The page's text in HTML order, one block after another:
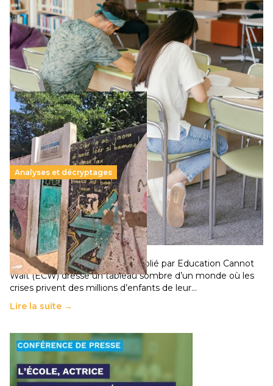
11 juillet 2026-
Le projet de loi sur la régulation de l’enseignement
supérieur privé met en lumière l’amplification d’un système
qui relègue l’acte pédagogique au superfétatoire, voire à…
Lire la suite →
Analyses et décryptages
258 millions d’enfants victimes de la guerre, des
chocs climatiques et des déplacements de
population
11 juillet 2026-National
Un nouveau rapport mondial publié par Education Cannot
Wait (ECW) dresse un tableau sombre d’un monde où les
crises privent des millions d’enfants de leur…
Lire la suite →